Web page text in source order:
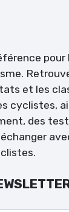
pour
et les
cyclistes,
des